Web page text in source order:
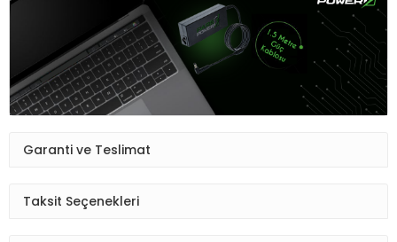
Garanti ve Teslimat
Taksit Seçenekleri